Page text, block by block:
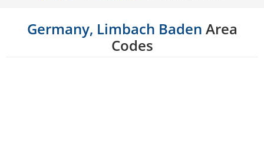
Germany, Limbach Baden Area
Codes